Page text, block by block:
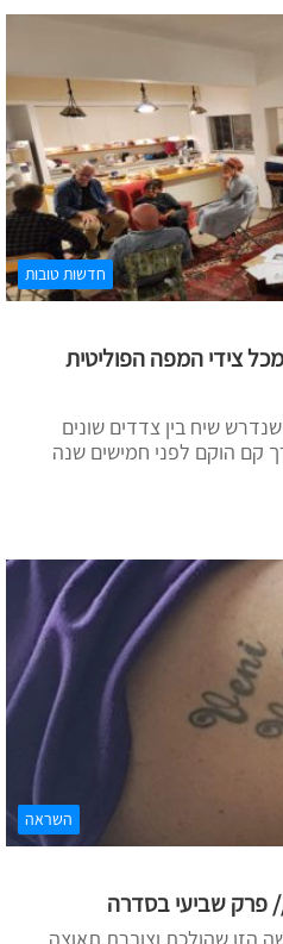
חדשות טובות
צידי המפה הפוליטית
שיח בין צדדים שונים
קם הוקם לפני חמישים שנה
השראה
פרק שביעי בסדרה